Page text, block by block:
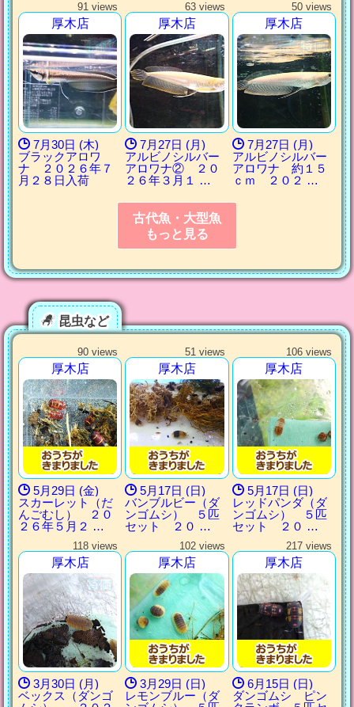
91 views
厚木店
7月30日 (木)
ブラックアロワ
ナ ２０２６年７
月２８日入荷
63 views
厚木店
7月27日 (月)
アルビノシルバー
アロワナ② ２０
２６年３月１ …
50 views
厚木店
7月27日 (月)
アルビノシルバー
アロワナ 約１５
ｃｍ ２０２ …
古代魚・大型魚
もっと見る
昆虫など
90 views
厚木店
5月29日 (金)
スカーレット（だ
んごむし） ２０
２６年５月２ …
51 views
厚木店
5月17日 (日)
バンブルビー（ダ
ンゴムシ） ５匹
セット ２０ …
106 views
厚木店
5月17日 (日)
レッドパンダ（ダ
ンゴムシ） ５匹
セット ２０ …
118 views
厚木店
3月30日 (月)
ベックス（ダンゴ
102 views
厚木店
3月29日 (日)
レモンブルー（ダ
217 views
厚木店
6月15日 (日)
ダンゴムシ ピン